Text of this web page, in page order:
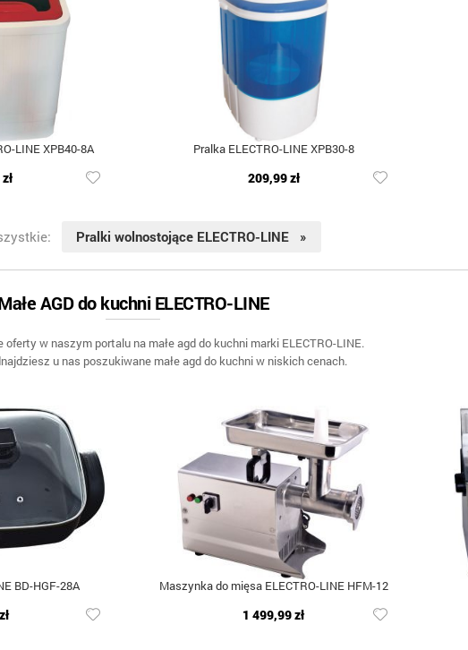
LINE XPB40-8A Pralka ELECTRO-LINE XPB30-8
209,99 zł
Pralki wolnostojące ELECTRO-LINE »
AGD do kuchni ELECTRO-LINE
w naszym portalu na małe agd do kuchni marki ELECTRO-LINE.
u nas poszukiwane małe agd do kuchni w niskich cenach.
BD-HGF-28A Maszynka do mięsa ELECTRO-LINE HFM-12
1 499,99 zł